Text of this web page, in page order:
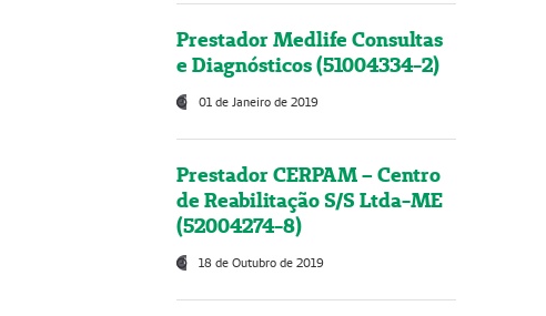
Prestador Medlife Consultas
e Diagnósticos (51004334-2)
01 de Janeiro de 2019
Prestador CERPAM – Centro
de Reabilitação S/S Ltda-ME
(52004274-8)
18 de Outubro de 2019